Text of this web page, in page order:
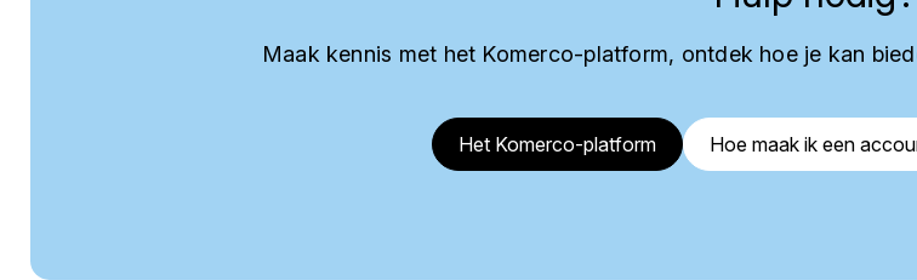
Maak kennis met het Komerco-platform, ontdek hoe je kan
Het Komerco-platform Hoe maak ik een